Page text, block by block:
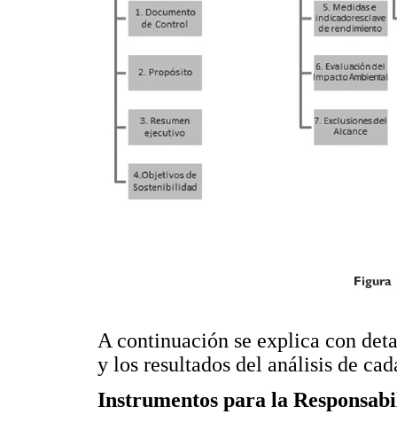
A continuación se explica con
y los resultados del análisis de
Instrumentos para la